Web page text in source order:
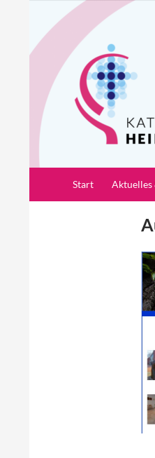
springen
Pfarrei Heiliger
Start Aktuelles